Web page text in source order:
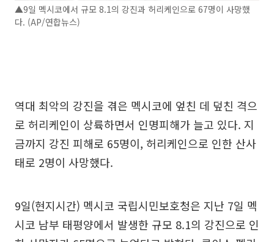
▲9일 멕시코에서 규모 8.1의 강진과 허리케인으로 67명이 사망했
다. (AP/연합뉴스)
역대 최악의 강진을 겪은 멕시코에 엎친 데 덮친 격으
로 허리케인이 상륙하면서 인명피해가 늘고 있다. 지
금까지 강진 피해로 65명이, 허리케인으로 인한 산사
태로 2명이 사망했다.
9일(현지시간) 멕시코 국립시민보호청은 지난 7일 멕
시코 남부 태평양에서 발생한 규모 8.1의 강진으로 인